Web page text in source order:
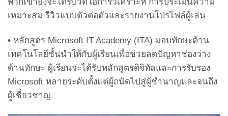
เหมาะสม รีวิวแบบตัวต่อตัวและรายงานโปรไฟล์ผู้เล่น
• หลักสูตร Microsoft IT Academy (ITA) มอบทักษะด้าน
เทคโนโลยีชั้นนำให้กับผู้เรียนเพื่อช่วยลดปัญหาช่องว่าง
ด้านทักษะ ผู้เรียนจะได้รับหลักสูตรดิจิทัลและการรับรอง
Microsoft หลายระดับตั้งแต่ผู้ถนัดไปสู่ผู้ชำนาญและจนถึง
ผู้เชี่ยวชาญ